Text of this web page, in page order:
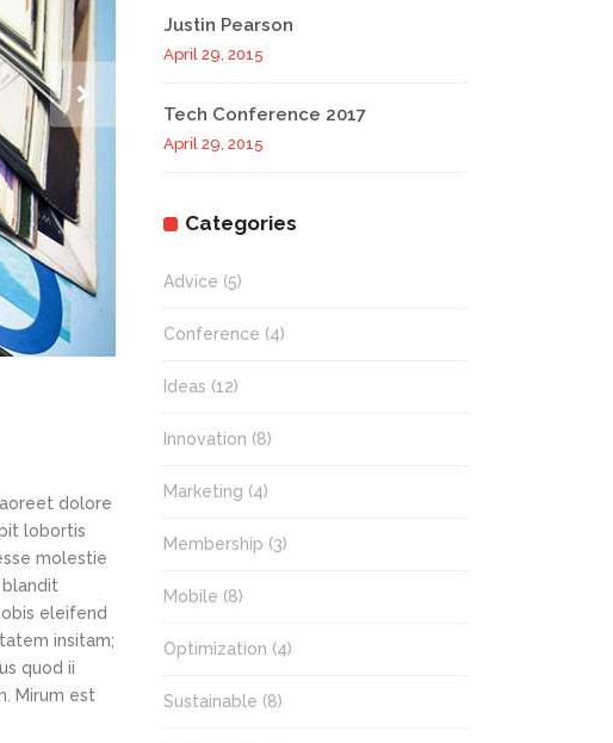
dolore
lobortis
molestie
eleifend
insitam;
quod ii
Mirum est
Justin Pearson
April 29, 2015
Tech Conference 2017
April 29, 2015
Categories
Advice (5)
Conference (4)
Ideas (12)
Innovation (8)
Marketing (4)
Membership (3)
Mobile (8)
Optimization (4)
Sustainable (8)